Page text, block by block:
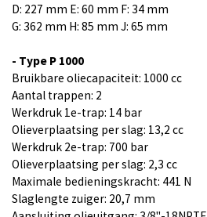
D: 227 mm E: 60 mm F: 34 mm
G: 362 mm H: 85 mm J: 65 mm
- Type P 1000
Bruikbare oliecapaciteit: 1000 cc
Aantal trappen: 2
Werkdruk 1e-trap: 14 bar
Olieverplaatsing per slag: 13,2 cc
Werkdruk 2e-trap: 700 bar
Olieverplaatsing per slag: 2,3 cc
Maximale bedieningskracht: 441 N
Slaglengte zuiger: 20,7 mm